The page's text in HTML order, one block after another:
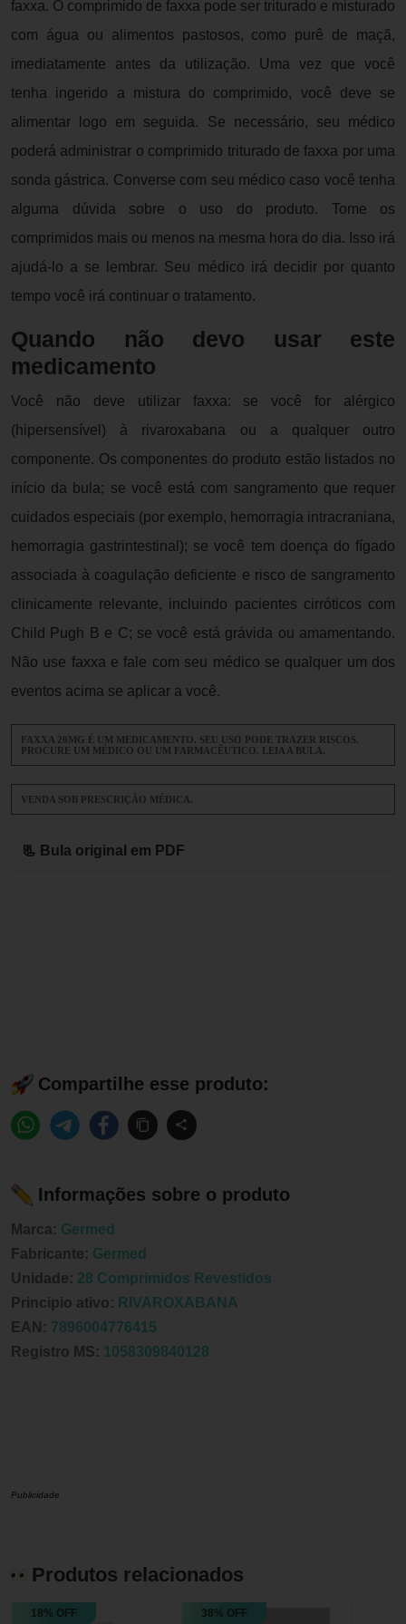
faxxa. O comprimido de faxxa pode ser triturado e misturado
com água ou alimentos pastosos, como purê de maçã,
imediatamente antes da utilização. Uma vez que você
tenha ingerido a mistura do comprimido, você deve se
alimentar logo em seguida. Se necessário, seu médico
poderá administrar o comprimido triturado de faxxa por uma
sonda gástrica. Converse com seu médico caso você tenha
alguma dúvida sobre o uso do produto. Tome os
comprimidos mais ou menos na mesma hora do dia. Isso irá
ajudá-lo a se lembrar. Seu médico irá decidir por quanto
tempo você irá continuar o tratamento.
Quando não devo usar este
medicamento
Você não deve utilizar faxxa: se você for alérgico
(hipersensível) à rivaroxabana ou a qualquer outro
componente. Os componentes do produto estão listados no
início da bula; se você está com sangramento que requer
cuidados especiais (por exemplo, hemorragia intracraniana,
hemorragia gastrintestinal); se você tem doença do fígado
associada à coagulação deficiente e risco de sangramento
clinicamente relevante, incluindo pacientes cirróticos com
Child Pugh B e C; se você está grávida ou amamentando.
Não use faxxa e fale com seu médico se qualquer um dos
eventos acima se aplicar a você.
FAXXA 20MG É UM MEDICAMENTO. SEU USO PODE TRAZER RISCOS.
PROCURE UM MÉDICO OU UM FARMACÊUTICO. LEIA A BULA.
VENDA SOB PRESCRIÇÃO MÉDICA.
📃 Bula original em PDF
Compartilhe esse produto:
Informações sobre o produto
Marca: Germed
Fabricante: Germed
Unidade: 28 Comprimidos Revestidos
Principio ativo: RIVAROXABANA
EAN: 7896004776415
Registro MS: 1058309840128
Publicidade
Produtos relacionados
18% OFF 38% OFF